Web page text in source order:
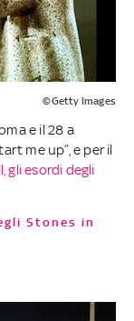
©Getty Images
e il 28 a
me up”, e per il
gli esordi degli